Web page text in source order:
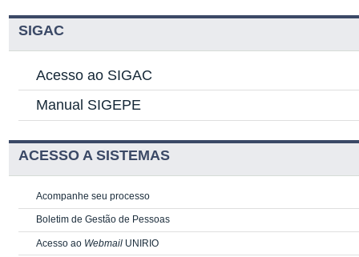
SIGAC
Acesso ao SIGAC
Manual SIGEPE
ACESSO A SISTEMAS
Acompanhe seu processo
Boletim de Gestão de Pessoas
Acesso ao Webmail UNIRIO